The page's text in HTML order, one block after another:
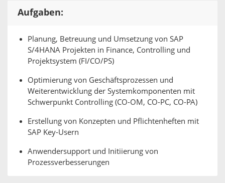
Aufgaben:
Planung, Betreuung und Umsetzung von SAP
S/4HANA Projekten in Finance, Controlling und
Projektsystem (FI/CO/PS)
Optimierung von Geschäftsprozessen und
Weiterentwicklung der Systemkomponenten mit
Schwerpunkt Controlling (CO-OM, CO-PC, CO-PA)
Erstellung von Konzepten und Pflichtenheften mit
SAP Key-Usern
Anwendersupport und Initiierung von
Prozessverbesserungen